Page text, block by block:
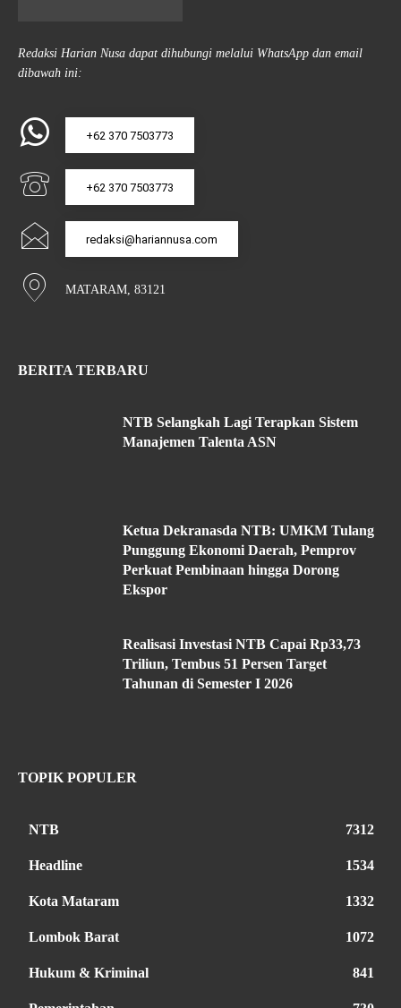
Redaksi Harian Nusa dapat dihubungi melalui WhatsApp dan email
dibawah ini:
+62 370 7503773
+62 370 7503773
redaksi@hariannusa.com
MATARAM, 83121
BERITA TERBARU
NTB Selangkah Lagi Terapkan Sistem
Manajemen Talenta ASN
Ketua Dekranasda NTB: UMKM Tulang
Punggung Ekonomi Daerah, Pemprov
Perkuat Pembinaan hingga Dorong
Ekspor
Realisasi Investasi NTB Capai Rp33,73
Triliun, Tembus 51 Persen Target
Tahunan di Semester I 2026
TOPIK POPULER
NTB 7312
Headline 1534
Kota Mataram 1332
Lombok Barat 1072
Hukum & Kriminal 841